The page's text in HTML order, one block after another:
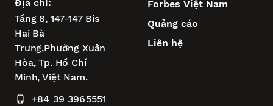
Địa chỉ:
Tầng 8, 147-147 Bis
Hai Bà
Trưng,Phường Xuân
Hòa,Tp. Hồ Chí
Minh, Việt Nam.
+84 39 3965551
Forbes Việt Nam
Quảng cáo
Liên hệ